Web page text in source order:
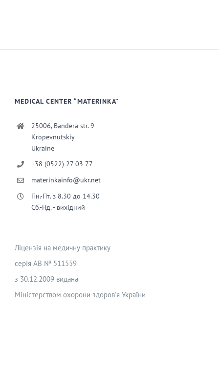
MEDICAL CENTER “MATERINKA”
25006, Bandera str. 9
Kropevnutskiy
Ukraine
+38 (0522) 27 03 77
materinkainfo@ukr.net
Пн.-Пт. з 8.30 до 14.30
Сб.-Нд. - вихідний
Ліцензія на медичну практику
серія АВ № 511559
з 30.12.2009 видана
Міністерством охорони здоров’я України